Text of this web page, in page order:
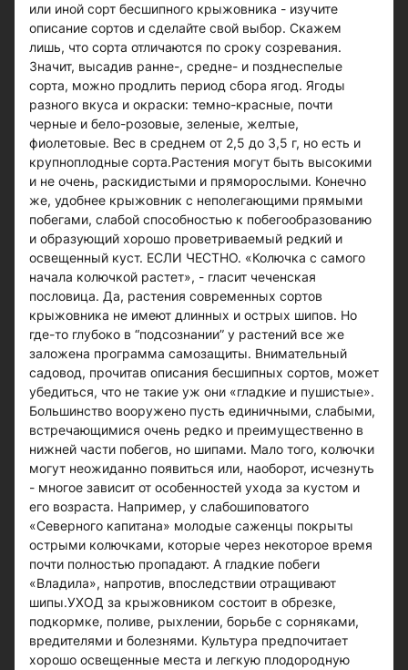
или иной сорт бесшипного крыжовника - изучите
описание сортов и сделайте свой выбор. Скажем
лишь, что сорта отличаются по сроку созревания.
Значит, высадив ранне-, средне- и позднеспелые
сорта, можно продлить период сбора ягод. Ягоды
разного вкуса и окраски: темно-красные, почти
черные и бело-розовые, зеленые, желтые,
фиолетовые. Вес в среднем от 2,5 до 3,5 г, но есть и
крупноплодные сорта.Растения могут быть высокими
и не очень, раскидистыми и пряморослыми. Конечно
же, удобнее крыжовник с неполегающими прямыми
побегами, слабой способностью к побегообразованию
и образующий хорошо проветриваемый редкий и
освещенный куст. ЕСЛИ ЧЕСТНО. «Колючка с самого
начала колючкой растет», - гласит чеченская
пословица. Да, растения современных сортов
крыжовника не имеют длинных и острых шипов. Но
где-то глубоко в “подсознании” у растений все же
заложена программа самозащиты. Внимательный
садовод, прочитав описания бесшипных сортов, может
убедиться, что не такие уж они «гладкие и пушистые».
Большинство вооружено пусть единичными, слабыми,
встречающимися очень редко и преимущественно в
нижней части побегов, но шипами. Мало того, колючки
могут неожиданно появиться или, наоборот, исчезнуть
- многое зависит от особенностей ухода за кустом и
его возраста. Например, у слабошиповатого
«Северного капитана» молодые саженцы покрыты
острыми колючками, которые через некоторое время
почти полностью пропадают. А гладкие побеги
«Владила», напротив, впоследствии отращивают
шипы.УХОД за крыжовником состоит в обрезке,
подкормке, поливе, рыхлении, борьбе с сорняками,
вредителями и болезнями. Культура предпочитает
хорошо освещенные места и легкую плодородную